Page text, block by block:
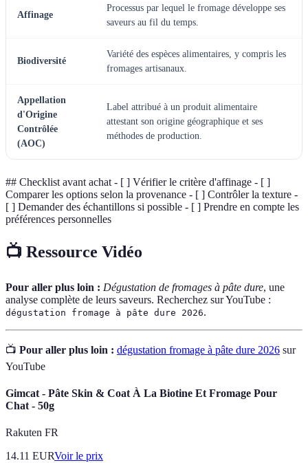
Affinage
Processus par lequel le fromage développe ses
saveurs au fil du temps.
Biodiversité
Variété des espèces alimentaires, y compris les
fromages artisanaux.
Appellation
d'Origine
Contrôlée
(AOC)
Label attribué à un produit alimentaire
attestant son origine géographique et ses
méthodes de production.
## Checklist avant achat - [ ] Vérifier le critère d'affinage - [ ]
Comparer les options selon la provenance - [ ] Contrôler la texture -
[ ] Demander des échantillons si possible - [ ] Prendre en compte les
préférences personnelles
📺 Ressource Vidéo
Pour aller plus loin : Dégustation de fromages à pâte dure, une
analyse complète de leurs saveurs. Recherchez sur YouTube :
dégustation fromage à pâte dure 2026.
📺 Pour aller plus loin : dégustation fromage à pâte dure 2026 sur
YouTube
Gimcat - Pâte Skin & Coat À La Biotine Et Fromage Pour
Chat - 50g
Rakuten FR
14.11 EURVoir le prix